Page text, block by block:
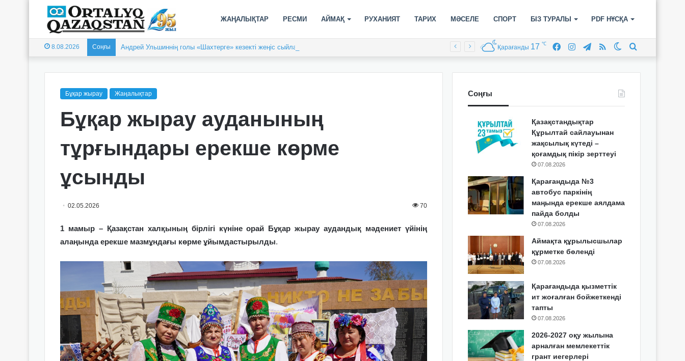
ЖАҢАЛЫҚТАР РЕСМИ АЙМАҚ РУХАНИЯТ ТАРИХ МӘСЕЛЕ СПОРТ БІЗ ТУРАЛЫ PDF НҰСҚА
8.08.2026 Соңғы Андрей Ульшиннің голы «Шахтерге» кезекті жеңіс сыйлады Switch
RSS
Telegram
Instagram
Facebook
Қарағанды 17 ℃
Бұқар жырау Жаңалықтар
Бұқар жырау ауданының
тұрғындары ерекше көрме
ұсынды
02.05.2026 70
1 мамыр – Қазақстан халқының бірлігі күніне орай Бұқар жырау аудандық мәдениет үйінің
алаңында ерекше мазмұндағы көрме ұйымдастырылды.
Соңғы
Қазақстандықтар
Құрылтай сайлауынан
жақсылық күтеді –
қоғамдық пікір зерттеуі
07.08.2026
Қарағандыда №3
автобус паркінің
маңында ерекше аялдама
пайда болды
07.08.2026
Аймақта құрылысшылар
құрметке бөленді
07.08.2026
Қарағандыда қызметтік
ит жоғалған бойжеткенді
тапты
07.08.2026
2026-2027 оқу жылына
арналған мемлекеттік
грант иегерлері